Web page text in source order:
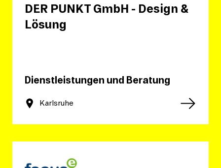
DER PUNKT GmbH - Design &
Lösung
Dienstleistungen und Beratung
Karlsruhe